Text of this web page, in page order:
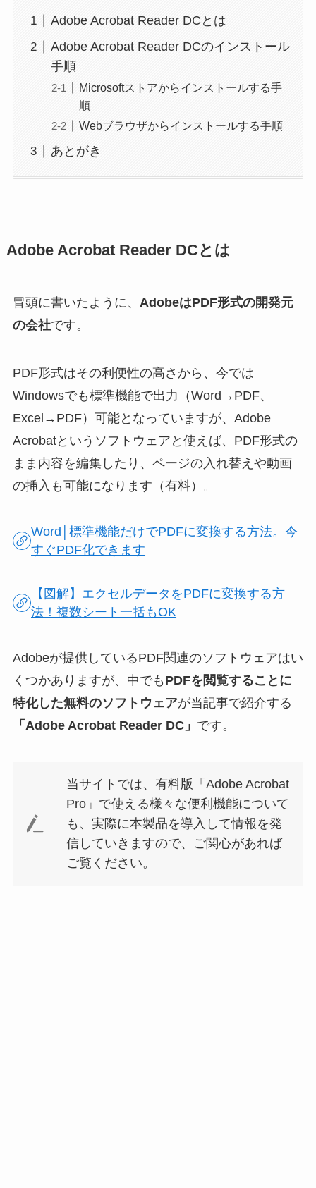
Adobe Acrobat Reader DCとは
Adobe Acrobat Reader DCのインストール
手順
Microsoftストアからインストールする手
順
Webブラウザからインストールする手順
あとがき
Adobe Acrobat Reader DCとは
冒頭に書いたように、 AdobeはPDF形式の開発元
の会社です。
PDF形式はその利便性の高さから、今では
Windowsでも標準機能で出力（Word→PDF、
Excel→PDF）可能となっていますが、Adobe
Acrobatというソフトウェアと使えば、PDF形式の
まま内容を編集したり、ページの入れ替えや動画
の挿入も可能になります（有料）。
Word│標準機能だけでPDFに変換する方法。今
すぐPDF化できます
【図解】エクセルデータをPDFに変換する方
法！複数シート一括もOK
Adobeが提供しているPDF関連のソフトウェアはい
くつかありますが、中でも PDFを閲覧することに
特化した無料のソフトウェアが当記事で紹介する
「Adobe Acrobat Reader DC」 です。
当サイトでは、有料版「Adobe Acrobat
Pro」で使える様々な便利機能について
も、実際に本製品を導入して情報を発
信していきますので、ご関心があれば
ご覧ください。